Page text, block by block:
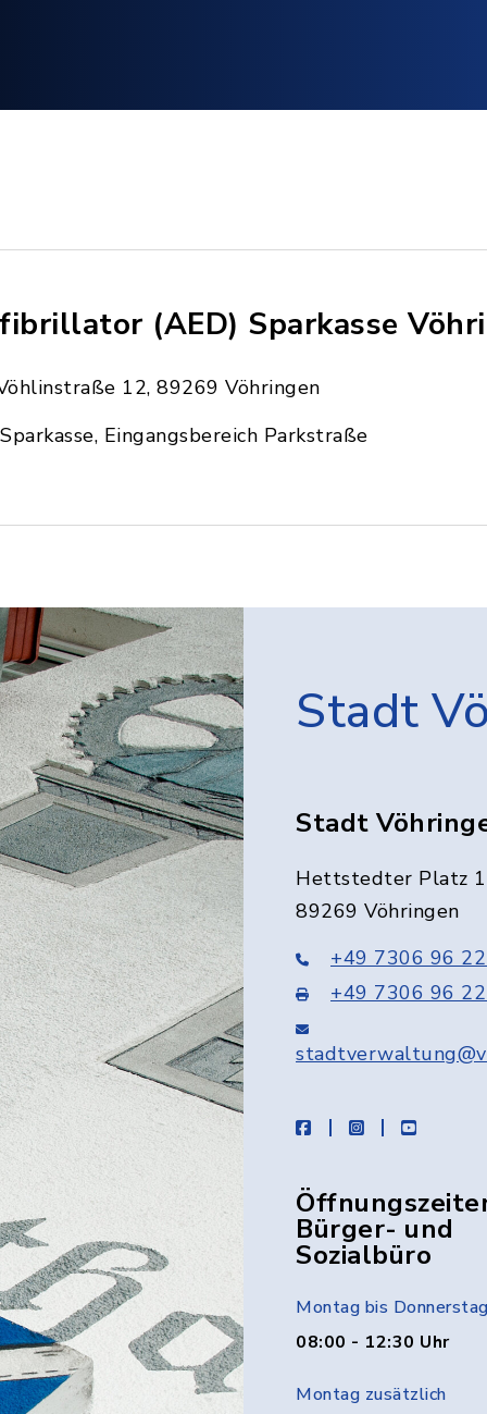
(AED) Sparkasse
12, 89269 Vöhringen
Eingangsbereich Parkstraße
Stadt
Stadt
Hettstedter Platz 1
89269 Vöhringen
+49 7306 96
+49 7306 96
facebookinstagramyoutube
Bürger- und
Sozialbüro
Montag bis Donnerstag
08:00 - 12:30 Uhr
Montag zusätzlich